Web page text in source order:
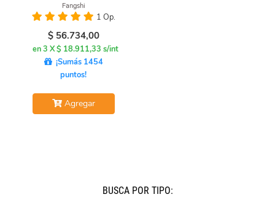
Fangshi
1 Op.
$ 56.734,00
en 3 X $ 18.911,33 s/int
¡Sumás 1454
puntos!
Agregar
BUSCÁ POR TIPO: